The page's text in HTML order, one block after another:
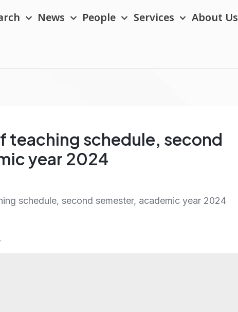
News People Services About Us
teaching schedule, second
year 2024
schedule, second semester, academic year 2024